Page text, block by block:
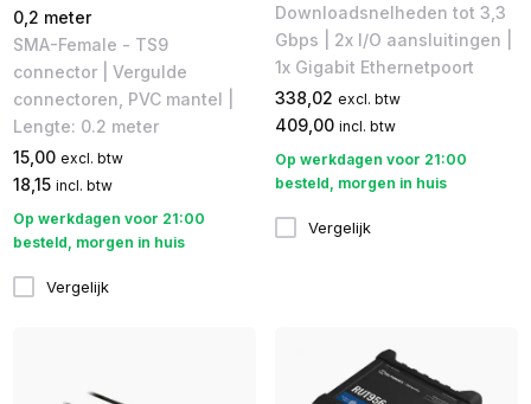
0,2 meter
SMA-Female - TS9
connector | Vergulde
connectoren, PVC mantel |
Lengte: 0.2 meter
15,00 excl. btw
18,15 incl. btw
Op werkdagen voor 21:00
besteld, morgen in huis
Vergelijk
Downloadsnelheden tot 3,3
Gbps | 2x I/O aansluitingen |
1x Gigabit Ethernetpoort
338,02 excl. btw
409,00 incl. btw
Op werkdagen voor 21:00
besteld, morgen in huis
Vergelijk